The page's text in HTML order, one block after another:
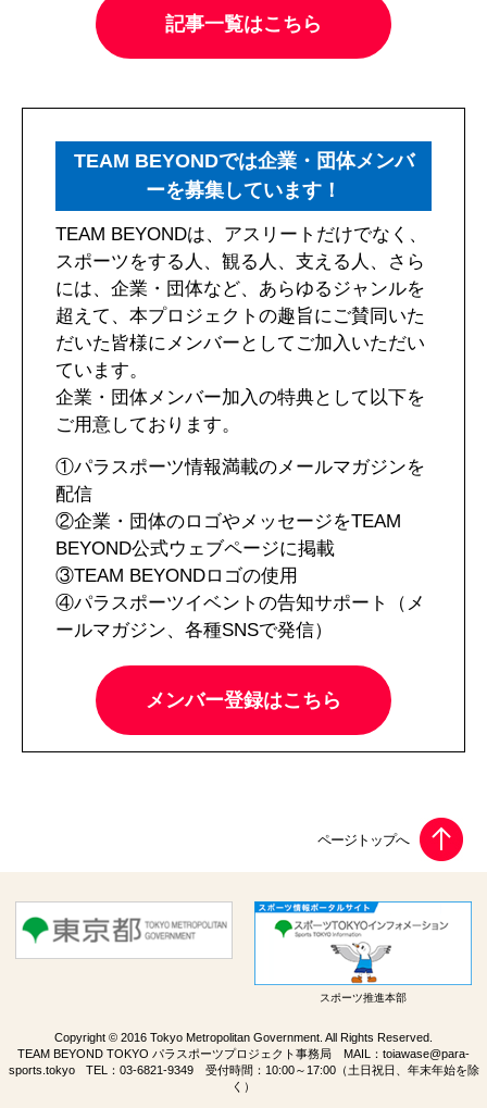
記事一覧はこちら
TEAM BEYONDでは企業・団体メンバ
ーを募集しています！
TEAM BEYONDは、アスリートだけでなく、
スポーツをする人、観る人、支える人、さら
には、企業・団体など、あらゆるジャンルを
超えて、本プロジェクトの趣旨にご賛同いた
だいた皆様にメンバーとしてご加入いただい
ています。
企業・団体メンバー加入の特典として以下を
ご用意しております。
①パラスポーツ情報満載のメールマガジンを
配信
②企業・団体のロゴやメッセージをTEAM
BEYOND公式ウェブページに掲載
③TEAM BEYONDロゴの使用
④パラスポーツイベントの告知サポート（メ
ールマガジン、各種SNSで発信）
メンバー登録はこちら
スポーツ推進本部
Copyright © 2016 Tokyo Metropolitan Government. All Rights Reserved.
TEAM BEYOND TOKYO パラスポーツプロジェクト事務局 MAIL： toiawase@para-
sports.tokyoTEL： 03-6821-9349受付時間：10:00～17:00（土日祝日、年末年始を除
く）